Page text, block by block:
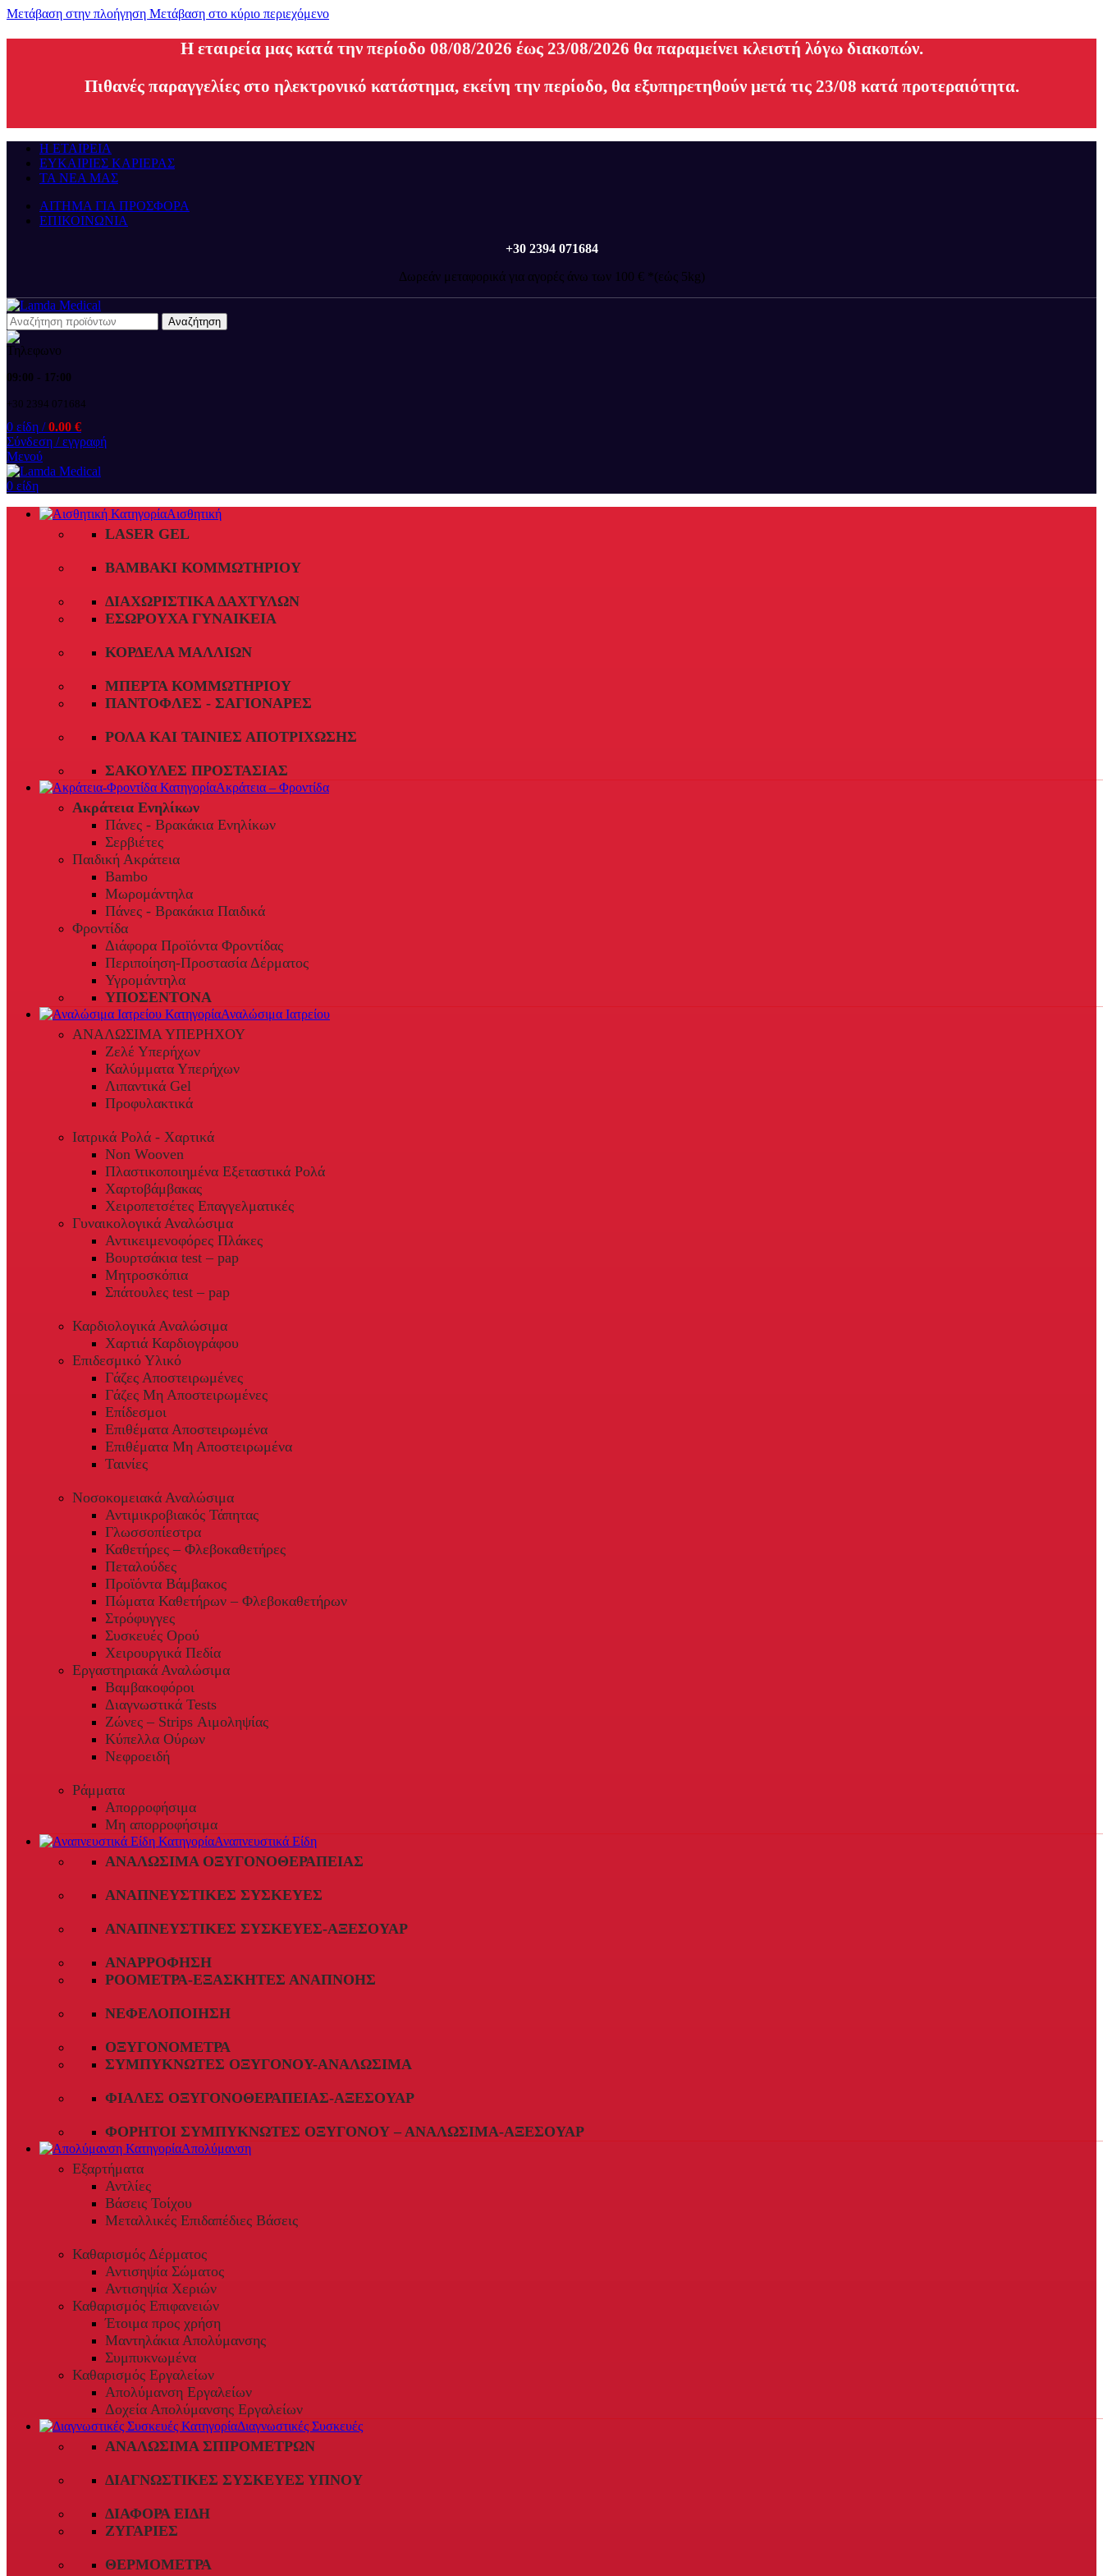
Μετάβαση στην πλοήγηση Μετάβαση στο κύριο περιεχόμενο
H εταιρεία μας κατά την περίοδο 08/08/2026 έως 23/08/2026 θα παραμείνει κλειστή λόγω διακοπών.
Πιθανές παραγγελίες στο ηλεκτρονικό κατάστημα, εκείνη την περίοδο, θα εξυπηρετηθούν μετά τις 23/08 κατά προτεραιότητα.
Η ΕΤΑΙΡΕΙΑ
ΕΥΚΑΙΡΙΕΣ ΚΑΡΙΕΡΑΣ
ΤΑ ΝΕΑ ΜΑΣ
ΑΙΤΗΜΑ ΓΙΑ ΠΡΟΣΦΟΡΑ
ΕΠΙΚΟΙΝΩΝΙΑ
+30 2394 071684
Δωρεάν μεταφορικά για αγορές άνω των 100 € *(εώς 5kg)
Αναζήτηση
09:00 - 17:00
+30 2394 071684
0 είδη / 0.00 €
Σύνδεση / εγγραφή
Μενού
0 είδη
Αισθητική
LASER GEL
ΒΑΜΒΆΚΙ ΚΟΜΜΩΤΗΡΊΟΥ
ΔΙΑΧΩΡΙΣΤΙΚΆ ΔΑΧΤΎΛΩΝ
ΕΣΏΡΟΥΧΑ ΓΥΝΑΙΚΕΊΑ
ΚΟΡΔΈΛΑ ΜΑΛΛΙΏΝ
ΜΠΈΡΤΑ ΚΟΜΜΩΤΗΡΊΟΥ
ΠΑΝΤΌΦΛΕΣ - ΣΑΓΙΟΝΆΡΕΣ
ΡΟΛΆ ΚΑΙ ΤΑΙΝΊΕΣ ΑΠΟΤΡΊΧΩΣΗΣ
ΣΑΚΟΎΛΕΣ ΠΡΟΣΤΑΣΊΑΣ
Ακράτεια – Φροντίδα
Ακράτεια Ενηλίκων
Πάνες - Βρακάκια Ενηλίκων
Σερβιέτες
Παιδική Ακράτεια
Bambo
Μωρομάντηλα
Πάνες - Βρακάκια Παιδικά
Φροντίδα
Διάφορα Προϊόντα Φροντίδας
Περιποίηση-Προστασία Δέρματος
Υγρομάντηλα
ΥΠΟΣΕΝΤΟΝΑ
Αναλώσιμα Ιατρείου
ΑΝΑΛΩΣΙΜΑ ΥΠΕΡΗΧΟΥ
Ζελέ Υπερήχων
Καλύμματα Υπερήχων
Λιπαντικά Gel
Προφυλακτικά
Ιατρικά Ρολά - Χαρτικά
Non Wooven
Πλαστικοποιημένα Εξεταστικά Ρολά
Χαρτοβάμβακας
Χειροπετσέτες Επαγγελματικές
Γυναικολογικά Αναλώσιμα
Αντικειμενοφόρες Πλάκες
Βουρτσάκια test – pap
Μητροσκόπια
Σπάτουλες test – pap
Καρδιολογικά Αναλώσιμα
Χαρτιά Καρδιογράφου
Επιδεσμικό Υλικό
Γάζες Αποστειρωμένες
Γάζες Μη Αποστειρωμένες
Επίδεσμοι
Επιθέματα Αποστειρωμένα
Επιθέματα Μη Αποστειρωμένα
Ταινίες
Νοσοκομειακά Αναλώσιμα
Αντιμικροβιακός Τάπητας
Γλωσσοπίεστρα
Καθετήρες – Φλεβοκαθετήρες
Πεταλούδες
Προϊόντα Βάμβακος
Πώματα Καθετήρων – Φλεβοκαθετήρων
Στρόφυγγες
Συσκευές Ορού
Χειρουργικά Πεδία
Εργαστηριακά Αναλώσιμα
Βαμβακοφόροι
Διαγνωστικά Tests
Ζώνες – Strips Αιμοληψίας
Κύπελλα Ούρων
Νεφροειδή
Ράμματα
Απορροφήσιμα
Μη απορροφήσιμα
Αναπνευστικά Είδη
ΑΝΑΛΏΣΙΜΑ ΟΞΥΓΟΝΟΘΕΡΑΠΕΊΑΣ
ΑΝΑΠΝΕΥΣΤΙΚΈΣ ΣΥΣΚΕΥΈΣ
ΑΝΑΠΝΕΥΣΤΙΚΈΣ ΣΥΣΚΕΥΈΣ-ΑΞΕΣΟΥΆΡ
ΑΝΑΡΡΌΦΗΣΗ
ΡΟΌΜΕΤΡΑ-ΕΞΑΣΚΗΤΈΣ ΑΝΑΠΝΟΉΣ
ΝΕΦΕΛΟΠΟΊΗΣΗ
ΟΞΥΓΟΝΌΜΕΤΡΑ
ΣΥΜΠΥΚΝΩΤΈΣ ΟΞΥΓΌΝΟΥ-ΑΝΑΛΏΣΙΜΑ
ΦΙΆΛΕΣ ΟΞΥΓΟΝΟΘΕΡΑΠΕΊΑΣ-ΑΞΕΣΟΥΆΡ
ΦΟΡΗΤΟΊ ΣΥΜΠΥΚΝΩΤΈΣ ΟΞΥΓΌΝΟΥ – ΑΝΑΛΏΣΙΜΑ-ΑΞΕΣΟΥΆΡ
Απολύμανση
Εξαρτήματα
Αντλίες
Βάσεις Τοίχου
Μεταλλικές Επιδαπέδιες Βάσεις
Καθαρισμός Δέρματος
Αντισηψία Σώματος
Αντισηψία Χεριών
Καθαρισμός Επιφανειών
Έτοιμα προς χρήση
Μαντηλάκια Απολύμανσης
Συμπυκνωμένα
Καθαρισμός Εργαλείων
Απολύμανση Εργαλείων
Δοχεία Απολύμανσης Εργαλείων
Διαγνωστικές Συσκευές
ΑΝΑΛΏΣΙΜΑ ΣΠΙΡΟΜΈΤΡΩΝ
ΔΙΑΓΝΩΣΤΙΚΈΣ ΣΥΣΚΕΥΈΣ ΎΠΝΟΥ
ΔΙΆΦΟΡΑ ΕΊΔΗ
ΖΥΓΑΡΙΈΣ
ΘΕΡΜΌΜΕΤΡΑ